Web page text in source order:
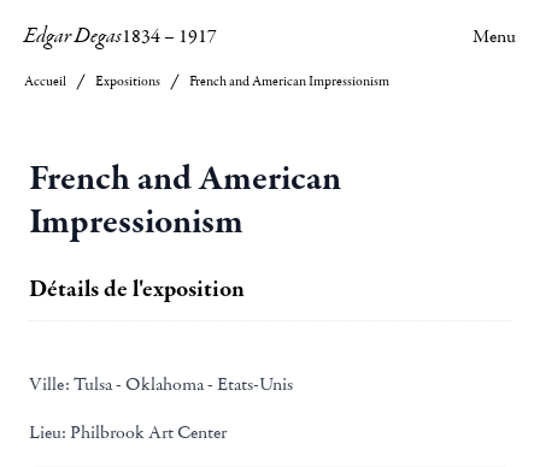
Edgar Degas1834– 1917 Menu
Accueil Expositions French and American Impressionism
French and American
Impressionism
Détails de l'exposition
Ville: Tulsa - Oklahoma - Etats-Unis
Lieu: Philbrook Art Center